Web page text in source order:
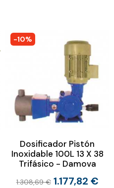
-10%
Dosificador Pistón
Inoxidable 100L 13 X 38
Trifásico - Damova
1.308,69 € 1.177,82 €